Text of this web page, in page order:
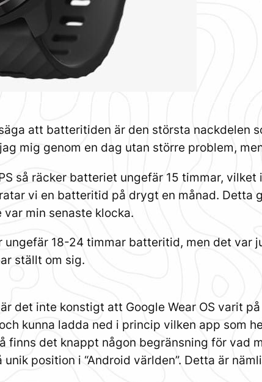
att batteritiden är den största nackdelen
mig genom en dag utan större problem,
så räcker batteriet ungefär 15 timmar,
vi en batteritid på drygt en månad. Detta
min senaste klocka.
ungefär 18-24 timmar batteritid, men det var
ställt om sig.
det inte konstigt att Google Wear OS varit
kunna ladda ned i princip vilken app som
finns det knappt någon begränsning för vad
position i “Android världen”. Detta är